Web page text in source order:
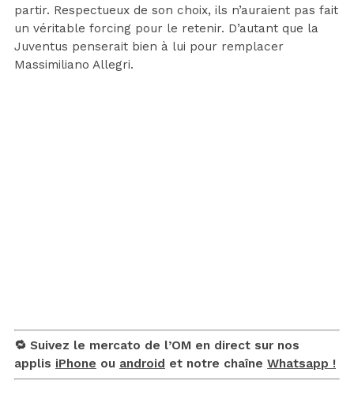
partir. Respectueux de son choix, ils n’auraient pas fait
un véritable forcing pour le retenir. D’autant que la
Juventus penserait bien à lui pour remplacer
Massimiliano Allegri.
🔁 Suivez le mercato de l’OM en direct sur nos
applis iPhone ou android et notre chaîne Whatsapp !